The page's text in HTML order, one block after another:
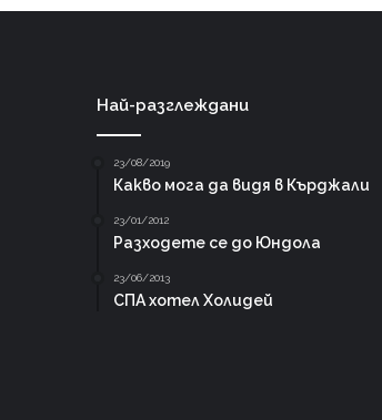
Най-разглеждани
23/08/2019
Какво мога да видя в Кърджали
23/01/2012
Разходете се до Юндола
23/06/2013
СПА хотел Холидей